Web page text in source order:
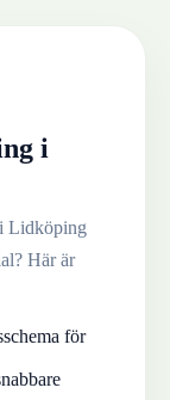
i
Lidköping
Här är
för